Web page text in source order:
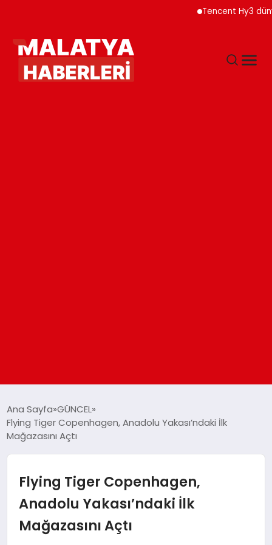
Tencent Hy3 dünya
GÜNDEM
DÜNYA
EĞITIM
Ana Sayfa GÜNCEL
Flying Tiger Copenhagen, Anadolu Yakası’ndaki İlk
Mağazasını Açtı
Flying Tiger Copenhagen,
Anadolu Yakası’ndaki İlk
Mağazasını Açtı